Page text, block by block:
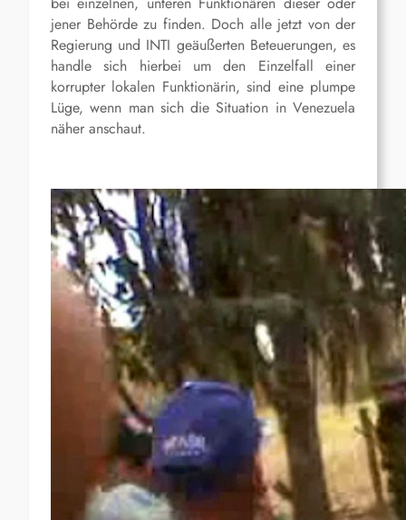
jener Behörde zu finden. Doch alle jetzt von der
Regierung und INTI geäußerten Beteuerungen, es
handle sich hierbei um den Einzelfall einer
korrupter lokalen Funktionärin, sind eine plumpe
Lüge, wenn man sich die Situation in Venezuela
näher anschaut.